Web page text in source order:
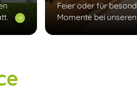
Feier oder für besondere
Momente bei unseren